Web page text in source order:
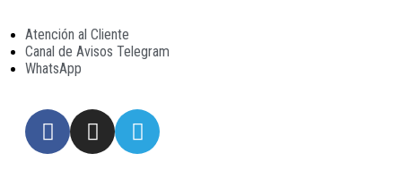
Atención al Cliente
Canal de Avisos Telegram
WhatsApp